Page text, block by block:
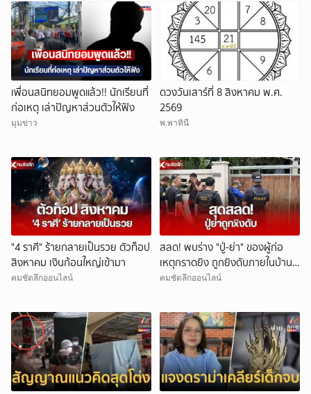
เพื่อนสนิทยอมพูดแล้ว!! นักเรียนที่
ก่อเหตุ เล่าปัญหาส่วนตัวให้ฟัง
มุมข่าว
ดวงวันเสาร์ที่ 8 สิงหาคม พ.ศ.
2569
พ.พาทินี
"4 ราศี" ร้ายกลายเป็นรวย ตัวท็อป
สิงหาคม เงินก้อนใหญ่เข้ามา
คมชัดลึกออนไลน์
สลด! พบร่าง "ปู่-ย่า" ของผู้ก่อ
เหตุกราดยิง ถูกยิงดับภายในบ้าน
พัก
คมชัดลึกออนไลน์